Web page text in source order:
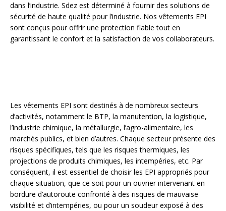
dans l’industrie. Sdez est déterminé à fournir des solutions de
sécurité de haute qualité pour l’industrie. Nos vêtements EPI
sont conçus pour offrir une protection fiable tout en
garantissant le confort et la satisfaction de vos collaborateurs.
Les vêtements EPI sont destinés à de nombreux secteurs
d’activités, notamment le BTP, la manutention, la logistique,
l’industrie chimique, la métallurgie, l’agro-alimentaire, les
marchés publics, et bien d’autres. Chaque secteur présente des
risques spécifiques, tels que les risques thermiques, les
projections de produits chimiques, les intempéries, etc. Par
conséquent, il est essentiel de choisir les EPI appropriés pour
chaque situation, que ce soit pour un ouvrier intervenant en
bordure d’autoroute confronté à des risques de mauvaise
visibilité et d’intempéries, ou pour un soudeur exposé à des